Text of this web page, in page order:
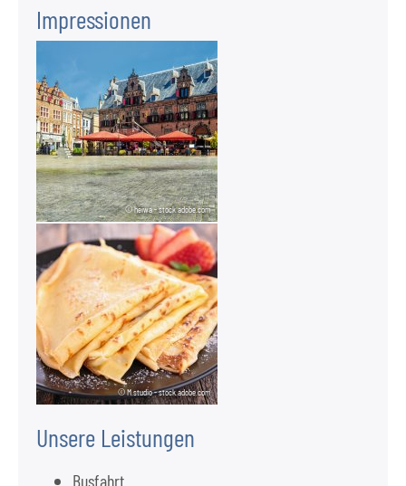
Impressionen
© heiwa - stock.adobe.com
© M.studio - stock.adobe.com
Unsere Leistungen
Busfahrt